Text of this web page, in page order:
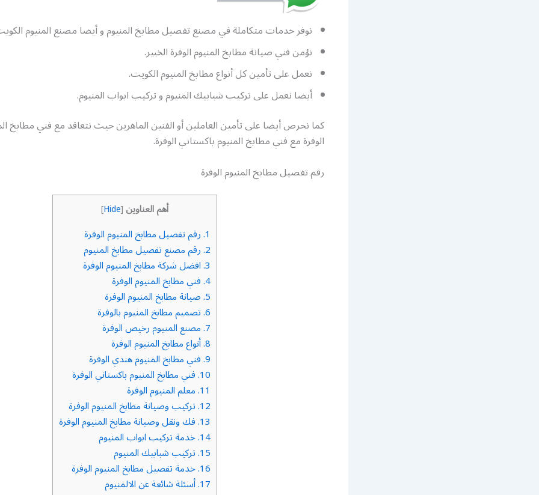
نوفر خدمات متكاملة في مصنع تفصيل مطابخ المنيوم و أيضا مصنع المنيوم
نؤمن فني صيانة مطابخ المنيوم الوفرة الخبير.
نعمل على تأمين كل أنواع مطابخ المنيوم الكويت.
أيضا نعمل على تركيب شبابيك المنيوم و تركيب ابواب المنيوم.
كما نحرص أيضا على تأمين العاملين أو الفنين الماهرين حيث نتعاقد مع فني مطابخ
الوفرة مع فني مطابخ المنيوم باكستاني الوفرة.
رقم تفصيل مطابخ المنيوم الوفرة
أهم العناوين [
Hide
]
1. رقم تفصيل مطابخ المنيوم الوفرة
2. رقم مصنع تفصيل مطابخ المنيوم
3. افضل شركة مطابخ المنيوم الوفرة
4. فني مطابخ المنيوم الوفرة
5. صيانة مطابخ المنيوم الوفرة
6. تصميم مطابخ المنيوم بالوفرة
7. مصنع المنيوم رخيص الوفرة
8. أنواع مطابخ المنيوم الوفرة
9. فني مطابخ المنيوم هندي الوفرة
10. فني مطابخ المنيوم باكستاني الوفرة
11. معلم المنيوم الوفرة
12. تركيب وصيانة مطابخ المنيوم الوفرة
13. فك ونقل وصيانة مطابخ المنيوم الوفرة
14. خدمة تركيب ابواب المنيوم
15. تركيب شبابيك المنيوم
16. خدمة تفصيل مطابخ المنيوم الوفرة
17. أسئلة شائعة عن الالمنيوم